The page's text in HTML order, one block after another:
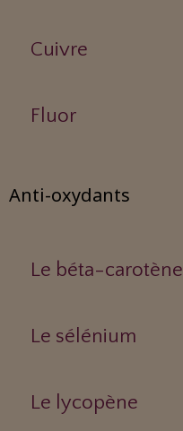
Cuivre
Fluor
Anti-oxydants
Le béta-carotène
Le sélénium
Le lycopène